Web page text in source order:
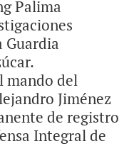
Palima
Guardia
mando del
Jiménez
de registro
Integral de